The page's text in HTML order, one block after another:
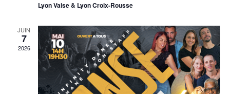
Lyon Vaise & Lyon Croix-Rousse
JUIN
7
2026